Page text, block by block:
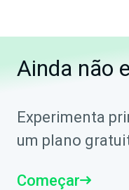
Ainda não
Experimenta
um plano
Começar